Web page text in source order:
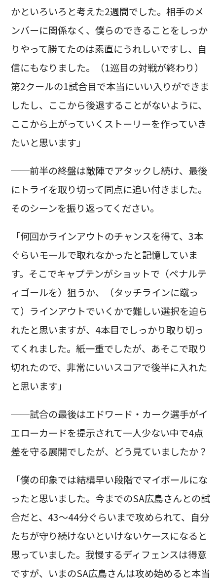
かといろいろと考えた2週間でした。相手のメ
ンバーに関係なく、僕らのできることをしっか
りやって勝てたのは素直にうれしいですし、自
信にもなりました。（1巡目の対戦が終わり）
第2クールの1試合目で本当にいい入りができま
したし、ここから後退することがないように、
ここから上がっていくストーリーを作っていき
たいと思います」
──前半の終盤は敵陣でアタックし続け、最後
にトライを取り切って同点に追い付きました。
そのシーンを振り返ってください。
「何回かラインアウトのチャンスを得て、3本
ぐらいモールで取れなかったと記憶していま
す。そこでキャプテンがショットで（ペナルテ
ィゴールを）狙うか、（タッチラインに蹴っ
て）ラインアウトでいくかで難しい選択を迫ら
れたと思いますが、4本目でしっかり取り切っ
てくれました。紙一重でしたが、あそこで取り
切れたので、非常にいいスコアで後半に入れた
と思います」
──試合の最後はエドワード・カーク選手がイ
エローカードを提示されて一人少ない中で4点
差を守る展開でしたが、どう見ていましたか？
「僕の印象では結構早い段階でマイボールにな
ったと思いました。今までのSA広島さんとの試
合だと、43〜44分ぐらいまで攻められて、自分
たちが守り続けないといけないケースになると
思っていました。我慢するディフェンスは得意
ですが、いまのSA広島さんは攻め始めると本当